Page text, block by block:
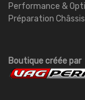
Performance &
Préparation
Boutique créée par